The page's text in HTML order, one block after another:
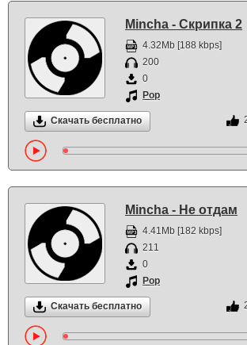
Mincha - Скрипка 2
4.32Mb [188 kbps]
200
0
Pop
Скачать бесплатно
Mincha - Не отдам
4.41Mb [182 kbps]
211
0
Pop
Скачать бесплатно